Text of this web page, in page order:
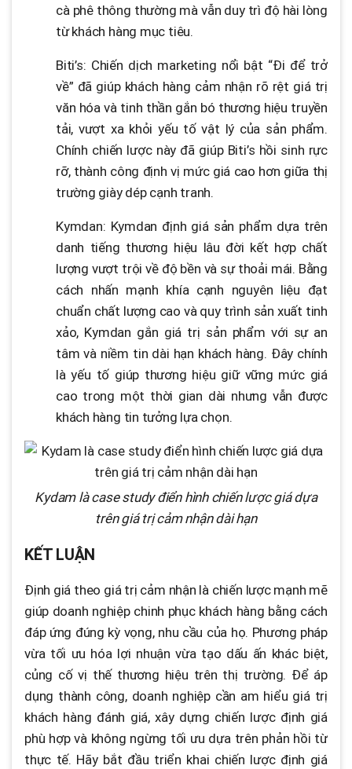
cà phê thông thường mà vẫn duy trì độ hài lòng
từ khách hàng mục tiêu.
Biti’s: Chiến dịch marketing nổi bật “Đi để trở
về” đã giúp khách hàng cảm nhận rõ rệt giá trị
văn hóa và tinh thần gắn bó thương hiệu truyền
tải, vượt xa khỏi yếu tố vật lý của sản phẩm.
Chính chiến lược này đã giúp Biti’s hồi sinh rực
rỡ, thành công định vị mức giá cao hơn giữa thị
trường giày dép cạnh tranh.
Kymdan: Kymdan định giá sản phẩm dựa trên
danh tiếng thương hiệu lâu đời kết hợp chất
lượng vượt trội về độ bền và sự thoải mái. Bằng
cách nhấn mạnh khía cạnh nguyên liệu đạt
chuẩn chất lượng cao và quy trình sản xuất tinh
xảo, Kymdan gắn giá trị sản phẩm với sự an
tâm và niềm tin dài hạn khách hàng. Đây chính
là yếu tố giúp thương hiệu giữ vững mức giá
cao trong một thời gian dài nhưng vẫn được
khách hàng tin tưởng lựa chọn.
Kydam là case study điển hình chiến lược giá dựa
trên giá trị cảm nhận dài hạn
KẾT LUẬN
Định giá theo giá trị cảm nhận là chiến lược mạnh mẽ
giúp doanh nghiệp chinh phục khách hàng bằng cách
đáp ứng đúng kỳ vọng, nhu cầu của họ. Phương pháp
vừa tối ưu hóa lợi nhuận vừa tạo dấu ấn khác biệt,
củng cố vị thế thương hiệu trên thị trường. Để áp
dụng thành công, doanh nghiệp cần am hiểu giá trị
khách hàng đánh giá, xây dựng chiến lược định giá
phù hợp và không ngừng tối ưu dựa trên phản hồi từ
thực tế. Hãy bắt đầu triển khai chiến lược định giá